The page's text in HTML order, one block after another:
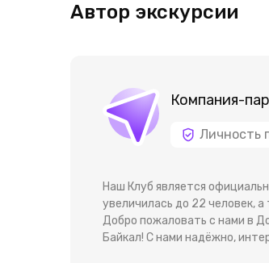
Автор экскурсии
Компания-
Личность
Наш Клуб является
увеличилась до 22 человек,
Добро пожаловать с нами в
Байкал! С нами надёжно,